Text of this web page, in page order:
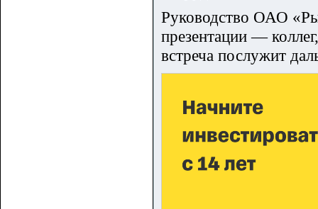
Руководство ОАО
презентации —
встреча послужит